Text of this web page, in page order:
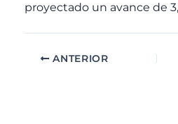
proyectado un avance de
ANTERIOR